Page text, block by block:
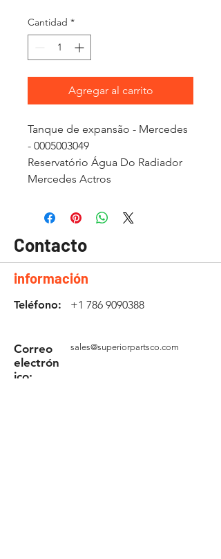
Cantidad *
Agregar al carrito
Tanque de expansão - Mercedes
- 0005003049
Reservatório Água Do Radiador
Mercedes Actros
Contacto
información
Teléfono: +1 786 9090388
Correo
electrón
ico:
sales@superiorpartsco.com